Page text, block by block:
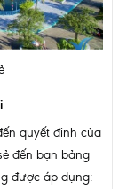
quyết định của
đến bạn bảng
được áp dụng: